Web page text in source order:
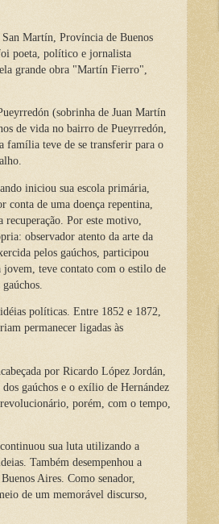
San Martín, Província de Buenos
poeta, político e jornalista
grande obra "Martín Fierro",
(sobrinha de Juan Martín
de vida no bairro de Pueyrredón,
família teve de se transferir para o
iniciou sua escola primária,
de uma doença repentina,
recuperação. Por este motivo,
observador atento da arte da
pelos gaúchos, participou
jovem, teve contato com o estilo de
políticas. Entre 1852 e 1872,
permanecer ligadas às
por Ricardo López Jordán,
gaúchos e o exílio de Hernández
porém, com o tempo,
sua luta utilizando a
Também desempenhou a
Aires. Como senador,
de um memorável discurso,